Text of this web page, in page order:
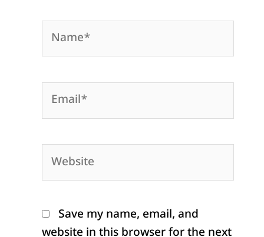
Email*
Website
Save my name, email, and
website in this browser for the next